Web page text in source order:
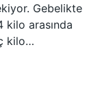
Gebelikte
kilo arasında
kilo…